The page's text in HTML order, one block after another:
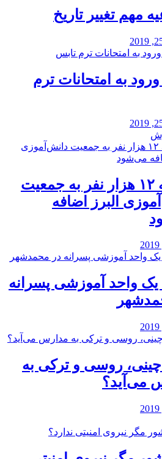
مهم تغییر تاریخ
به امتحانات ترم
️سالانه ۱۲ هزار نفر به جمعیت
البرز اضافه
یک واحد آموزشی پسرانه
چینی، روسی و ترکی به
می‌آید؟